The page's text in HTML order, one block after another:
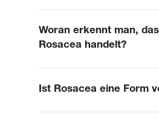
Woran erkennt man,
Rosacea handelt?
Ist Rosacea eine Form